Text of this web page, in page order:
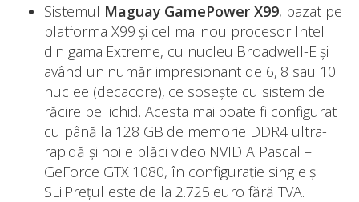
Sistemul Maguay GamePower X99, bazat pe
platforma X99 și cel mai nou procesor Intel
din gama Extreme, cu nucleu Broadwell-E și
având un număr impresionant de 6, 8 sau 10
nuclee (decacore), ce sosește cu sistem de
răcire pe lichid. Acesta mai poate fi configurat
cu până la 128 GB de memorie DDR4 ultra-
rapidă și noile plăci video NVIDIA Pascal –
GeForce GTX 1080, în configurație single și
SLi.Prețul este de la 2.725 euro fără TVA.